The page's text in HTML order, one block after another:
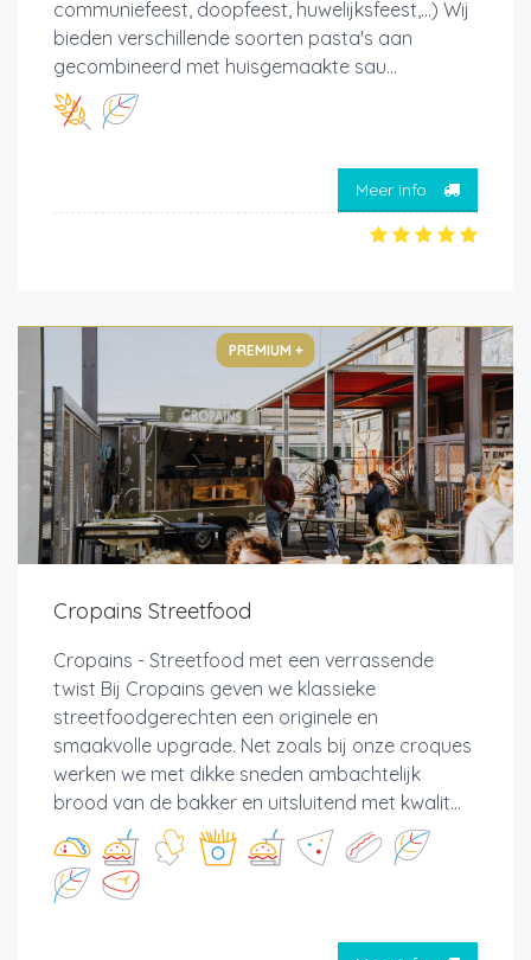
communiefeest, doopfeest, huwelijksfeest,...) Wij
bieden verschillende soorten pasta's aan
gecombineerd met huisgemaakte sau...
Meer info
PREMIUM +
Cropains Streetfood
Cropains - Streetfood met een verrassende
twist Bij Cropains geven we klassieke
streetfoodgerechten een originele en
smaakvolle upgrade. Net zoals bij onze croques
werken we met dikke sneden ambachtelijk
brood van de bakker en uitsluitend met kwalit...